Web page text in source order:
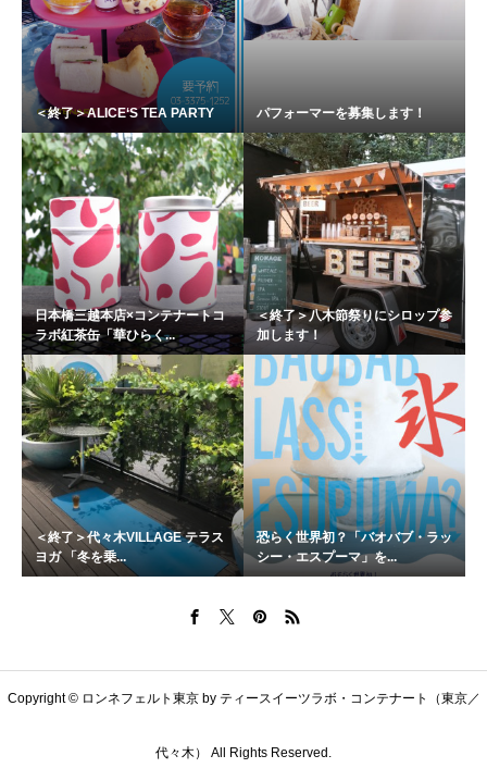
＜終了＞ALICE‘S TEA PARTY パフォーマーを募集します！
日本橋三越本店×コンテナートコ
ラボ紅茶缶「華ひらく...
＜終了＞八木節祭りにシロップ参
加します！
＜終了＞代々木VILLAGE テラス
ヨガ 「冬を乗...
恐らく世界初？「バオバブ・ラッ
シー・エスプーマ」を...
Copyright © ロンネフェルト東京 by ティースイーツラボ・コンテナート（東京／
代々木） All Rights Reserved.